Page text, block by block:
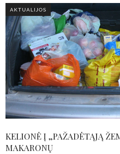
AKTUALIJOS
KELIONĖ Į „PAŽADĖTĄJĄ
MAKARONŲ